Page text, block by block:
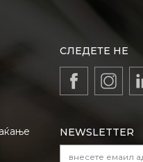
СЛЕДЕТЕ НЕ
NEWSLETTER